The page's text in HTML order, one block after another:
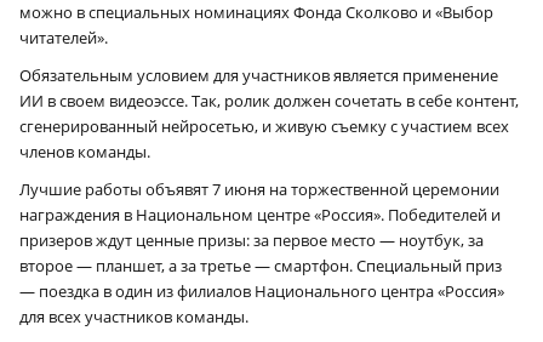
можно в специальных номинациях Фонда Сколково и «Выбор
читателей».
Обязательным условием для участников является применение
ИИ в своем видеоэссе. Так, ролик должен сочетать в себе контент,
сгенерированный нейросетью, и живую съемку с участием всех
членов команды.
Лучшие работы объявят 7 июня на торжественной церемонии
награждения в Национальном центре «Россия». Победителей и
призеров ждут ценные призы: за первое место — ноутбук, за
второе — планшет, а за третье — смартфон. Специальный приз
— поездка в один из филиалов Национального центра «Россия»
для всех участников команды.